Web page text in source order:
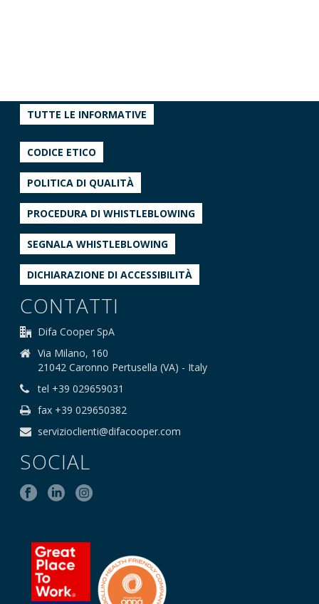
TUTTE LE INFORMATIVE
CODICE ETICO
POLITICA DI QUALITÀ
PROCEDURA DI WHISTLEBLOWING
SEGNALA WHISTLEBLOWING
DICHIARAZIONE DI ACCESSIBILITÀ
CONTATTI
Difa Cooper SpA
Via Milano, 160
21042 Caronno Pertusella (VA) - Italy
tel +39 029659031
fax +39 029650382
servizioclienti@difacooper.com
SOCIAL